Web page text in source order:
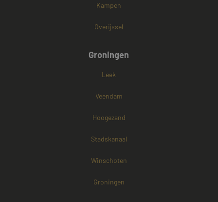
Kampen
Overijssel
Groningen
Leek
Veendam
Hoogezand
Stadskanaal
Winschoten
Groningen